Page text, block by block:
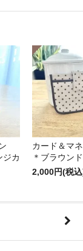
ジカ
カード＆マ
＊ブラウン
2,000円(税